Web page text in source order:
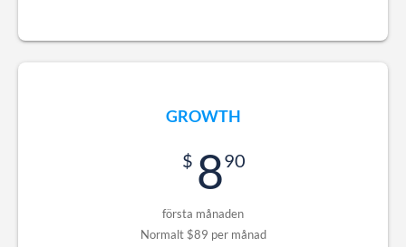
GROWTH
890
första månaden
Normalt $89 per månad